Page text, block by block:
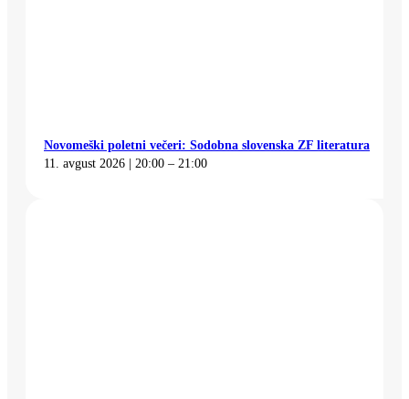
Novomeški poletni večeri: Sodobna slovenska ZF literatura
11. avgust 2026 | 20:00 – 21:00